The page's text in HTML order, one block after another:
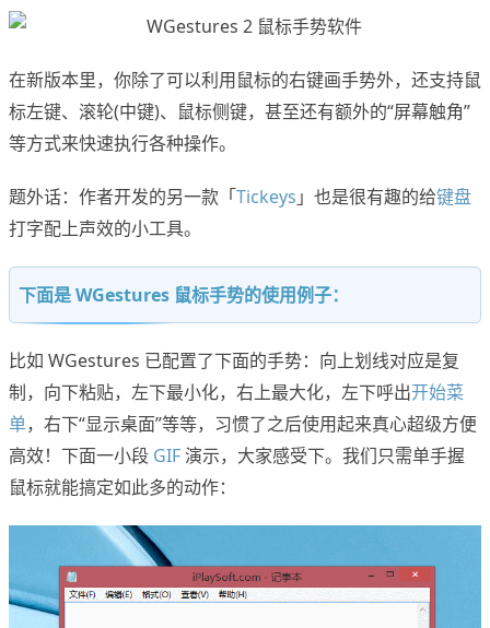
在新版本里，你除了可以利用鼠标的右键画手势外，还支持鼠
标左键、滚轮(中键)、鼠标侧键，甚至还有额外的“屏幕触角”
等方式来快速执行各种操作。
题外话：作者开发的另一款「Tickeys 」也是很有趣的给键盘
打字配上声效的小工具。
下面是 WGestures 鼠标手势的使用例子：
比如 WGestures 已配置了下面的手势：向上划线对应是复
制，向下粘贴，左下最小化，右上最大化，左下呼出开始菜
单，右下“显示桌面”等等，习惯了之后使用起来真心超级方便
高效！下面一小段 GIF演示，大家感受下。我们只需单手握
鼠标就能搞定如此多的动作：